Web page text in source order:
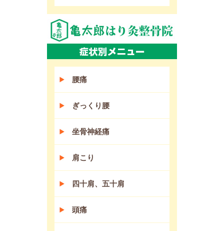
腰痛
ぎっくり腰
坐骨神経痛
肩こり
四十肩、五十肩
頭痛